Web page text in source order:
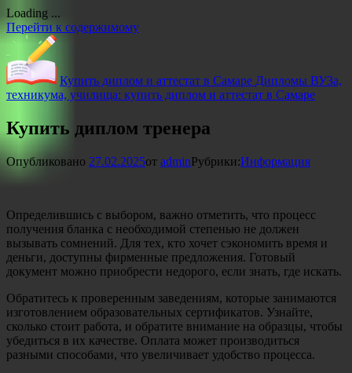
Loading ...
Перейти к содержимому
Купить диплом и аттестат в Самаре Дипломы ВУЗа,
техникума, училища: купить диплом и аттестат в Самаре
Купить диплом тренера
Опубликовано 27.02.2025от adminРубрики:Информация
Определившись с выбором, важно отметить, что процесс
получения бланка с необходимой степенью не должен
вызывать сомнений. Для тех, кто хочет сэкономить время и
деньги, доступны фирменные предложения. Готовый
документ можно приобрести недорого, если знать, где искать.
Обратитесь к проверенным заведениям, которые занимаются
изготовлением образовательных сертификатов. Узнайте,
сколько стоит работа, и обратите внимание на образцы, чтобы
убедиться в их качестве. Оплата может производиться
разными способами, что увеличивает удобство процесса.